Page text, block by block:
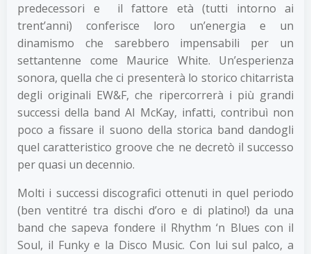
predecessori e il fattore età (tutti intorno ai
trent’anni) conferisce loro un’energia e un
dinamismo che sarebbero impensabili per un
settantenne come Maurice White. Un’esperienza
sonora, quella che ci presenterà lo storico chitarrista
degli originali EW&F, che ripercorrerà i più grandi
successi della band Al McKay, infatti, contribuì non
poco a fissare il suono della storica band dandogli
quel caratteristico groove che ne decretò il successo
per quasi un decennio.
Molti i successi discografici ottenuti in quel periodo
(ben ventitré tra dischi d’oro e di platino!) da una
band che sapeva fondere il Rhythm ‘n Blues con il
Soul, il Funky e la Disco Music. Con lui sul palco, a